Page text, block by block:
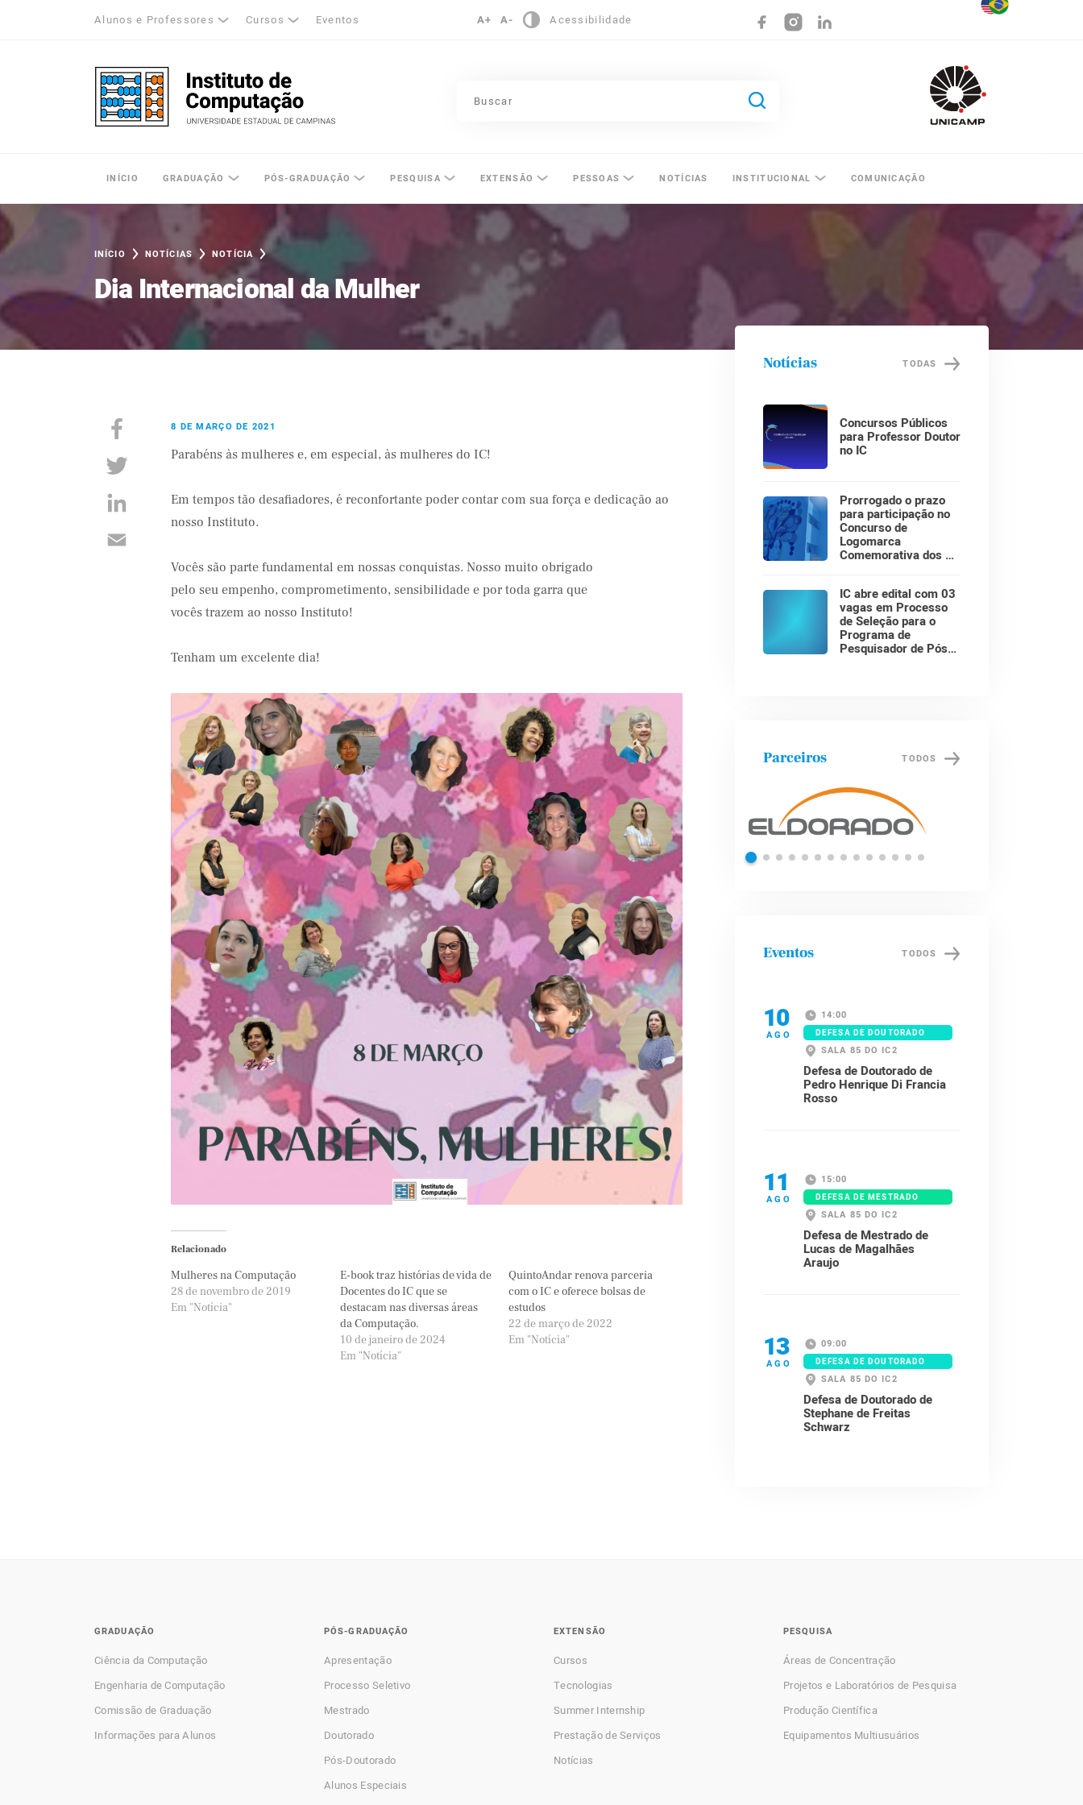
Alunos e Professores Cursos Eventos A+ A- Acessibilidade
Unicamp - Universidade Estadual de Campinas
INÍCIO GRADUAÇÃO PÓS-GRADUAÇÃO PESQUISA EXTENSÃO PESSOAS NOTÍCIAS INSTITUCIONAL COMUNICAÇÃO
INÍCIO NOTÍCIAS NOTÍCIA
Dia Internacional da Mulher
8 DE MARÇO DE 2021
Parabéns às mulheres e, em especial, às mulheres do IC!
Em tempos tão desafiadores, é reconfortante poder contar com sua força e dedicação ao
nosso Instituto.
Vocês são parte fundamental em nossas conquistas. Nosso muito obrigado
pelo seu empenho, comprometimento, sensibilidade e por toda garra que
vocês trazem ao nosso Instituto!
Tenham um excelente dia!
Relacionado
Mulheres na Computação
28 de novembro de 2019
Em "Notícia"
E-book traz histórias de vida de
Docentes do IC que se
destacam nas diversas áreas
da Computação.
10 de janeiro de 2024
Em "Notícia"
QuintoAndar renova parceria
com o IC e oferece bolsas de
estudos
22 de março de 2022
Em "Notícia"
Notícias TODAS
Concursos Públicos
para Professor Doutor
no IC
Prorrogado o prazo
para participação no
Concurso de
Logomarca
Comemorativa dos 30
IC abre edital com 03
vagas em Processo
de Seleção para o
Programa de
Pesquisador de Pós-
Parceiros TODOS
ifood Banco Santander
Eventos TODOS
10
AGO
14:00
DEFESA DE DOUTORADO
SALA 85 DO IC2
Defesa de Doutorado de
Pedro Henrique Di Francia
Rosso
11
AGO
15:00
DEFESA DE MESTRADO
SALA 85 DO IC2
Defesa de Mestrado de
Lucas de Magalhães
Araujo
13
AGO
09:00
DEFESA DE DOUTORADO
SALA 85 DO IC2
Defesa de Doutorado de
Stephane de Freitas
Schwarz
GRADUAÇÃO
Ciência da Computação
Engenharia de Computação
Comissão de Graduação
Informações para Alunos
PÓS-GRADUAÇÃO
Apresentação
Processo Seletivo
Mestrado
Doutorado
Pós-Doutorado
Alunos Especiais
EXTENSÃO
Cursos
Tecnologias
Summer Internship
Prestação de Serviços
Notícias
PESQUISA
Áreas de Concentração
Projetos e Laboratórios de Pesquisa
Produção Científica
Equipamentos Multiusuários